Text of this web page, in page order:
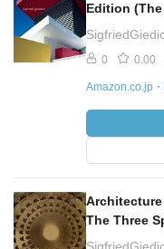
Edition
0 0.00
Amazon.co.jp
The Three